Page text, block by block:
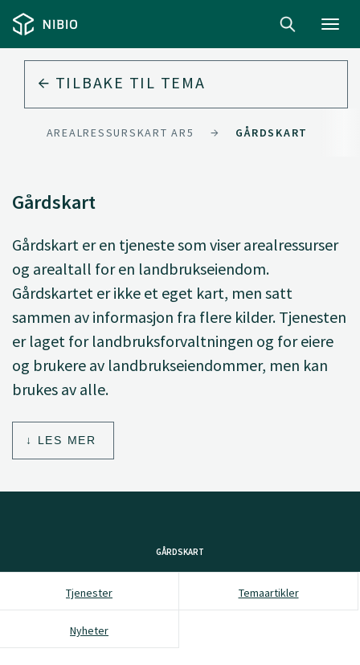
TILBAKE TIL TEMA
AREALRESSURSKART AR5 GÅRDSKART
Gårdskart
Gårdskart er en tjeneste som viser arealressurser
og arealtall for en landbrukseiendom.
Gårdskartet er ikke et eget kart, men satt
sammen av informasjon fra flere kilder. Tjenesten
er laget for landbruksforvaltningen og for eiere
og brukere av landbrukseiendommer, men kan
brukes av alle.
LES MER
GÅRDSKART
Tjenester Temaartikler
Nyheter